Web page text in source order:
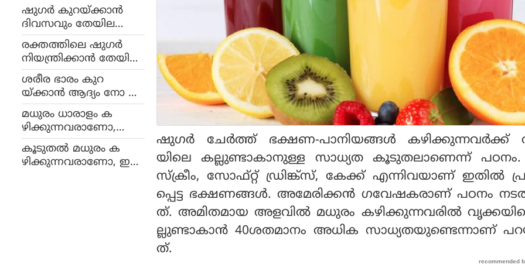
ഷുഗര്‍ കുറയ്ക്കാന്‍
ദിവസവും തേയില
കുടിക്കാം!
രക്തത്തിലെ ഷുഗര്‍
നിയന്ത്രിക്കാന്‍ തേയില
കുടിക്കാം!
ശരീര ഭാരം കുറ
യ്ക്കാന്‍ ആദ്യം നോ പറ
യേണ്ടത് പഞ്ചസാര
യോട്
മധുരം ധാരാളം ക
ഴിക്കുന്നവരാണോ,
കാത്തിരിക്കുന്നത്
ഗുരുതര രോഗങ്ങള്‍!
കൂടുതല്‍ മധുരം ക
ഴിക്കുന്നവരാണോ, ഇ
ഷുഗര്‍ ചേര്‍ത്ത് ഭക്ഷണ-പാനിയങ്ങള്‍ കഴിക്കുന്നവര്‍ക്ക്
യിലെ കല്ലുണ്ടാകാനുള്ള സാധ്യത കൂടുതലാണെന്ന്
സ്‌ക്രീം, സോഫ്റ്റ് ഡ്രിങ്ക്‌സ്, കേക്ക് എന്നിവയാണ് ഇതില്‍
പ്പെട്ട ഭക്ഷണങ്ങള്‍. അമേരിക്കന്‍ ഗവേഷകരാണ് പഠനം
ത്. അമിതമായ അളവില്‍ മധുരം കഴിക്കുന്നവരില്‍
ല്ലുണ്ടാകാന്‍ 40ശതമാനം അധിക സാധ്യതയുണ്ടെന്നാണ്
ത്.